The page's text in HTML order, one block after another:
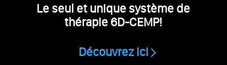
Le seul et unique système de
thérapie 6D-CEMP!
Découvrez ici